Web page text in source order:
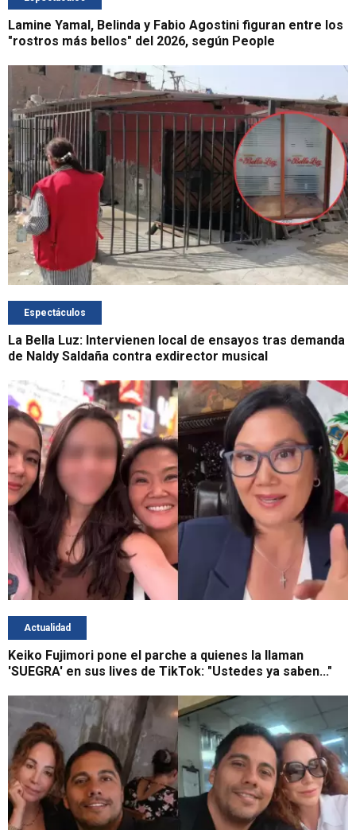
Lamine Yamal, Belinda y Fabio Agostini figuran entre los
"rostros más bellos" del 2026, según People
Espectáculos
La Bella Luz: Intervienen local de ensayos tras demanda
de Naldy Saldaña contra exdirector musical
Actualidad
Keiko Fujimori pone el parche a quienes la llaman
'SUEGRA' en sus lives de TikTok: "Ustedes ya saben..."